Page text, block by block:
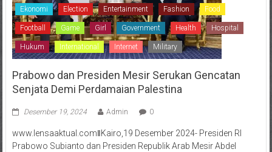
Ekonomi Election Entertainment Fashion Food
Football Game Girl Government Health Hospital
Hukum International Internet Military
Prabowo dan Presiden Mesir Serukan Gencatan
Senjata Demi Perdamaian Palestina
Desember 19, 2024 Admin 0
www.lensaaktual.comǁKairo,19 Desember 2024- Presiden RI
Prabowo Subianto dan Presiden Republik Arab Mesir Abdel